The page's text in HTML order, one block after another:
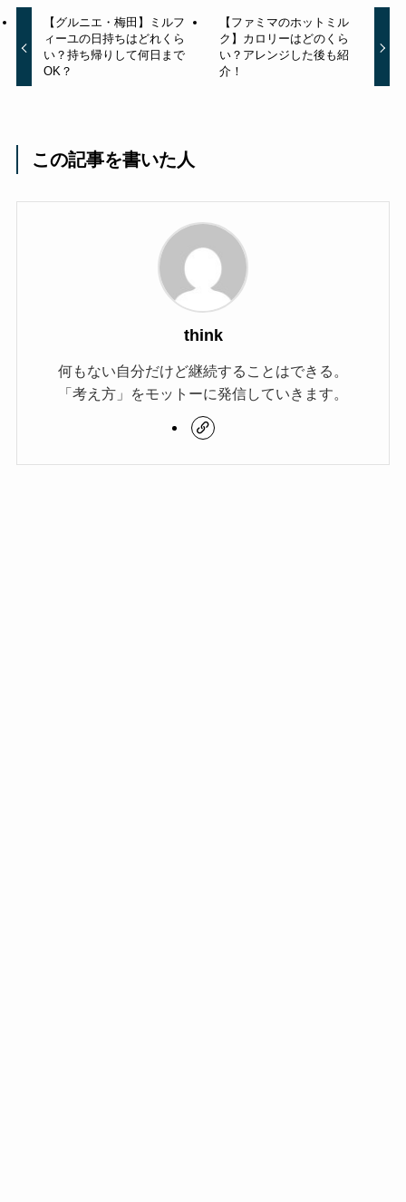
【グルニエ・梅田】ミルフ
ィーユの日持ちはどれくら
い？持ち帰りして何日まで
OK？
【ファミマのホットミル
ク】カロリーはどのくら
い？アレンジした後も紹
介！
この記事を書いた人
think
何もない自分だけど継続することはできる。
「考え方」をモットーに発信していきます。